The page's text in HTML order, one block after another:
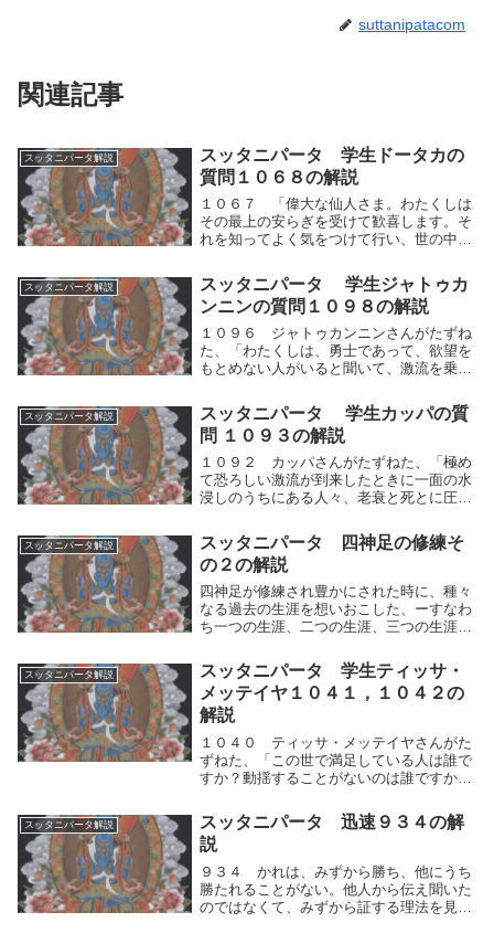
suttanipatacom
関連記事
スッタニパータ解説
スッタニパータ 学生ドータカの
質問１０６８の解説
１０６７ 「偉大な仙人さま。わたくしは
その最上の安らぎを受けて歓喜します。そ
れを知ってよく気をつけて行い、世の中の
は答えた、「ドータカよ。上と下と横と中
央とにおいてそなたが気づいてよく知って
いるものは何...
スッタニパータ解説
スッタニパータ 学生ジャトゥカ
ンニンの質問１０９８の解説
１０９６ ジャトゥカンニンさんがたずね
た、「わたくしは、勇士であって、欲望を
もとめない人がいると聞いて、激流を乗り
と〉をおたずねしようとして、ここに来ま
した。安らぎの境地を説いてください。生
まれつき眼（...
スッタニパータ解説
スッタニパータ 学生カッパの質
問 １０９３の解説
１０９２ カッパさんがたずねた、「極め
て恐ろしい激流が到来したときに一面の水
浸しのうちにある人々、老衰と死とに圧倒
所、よりどころ）を説いてください。あな
たは、この（苦しみ）がまたと起らないよ
うな洲（避難...
スッタニパータ解説
スッタニパータ 四神足の修練そ
の２の解説
四神足が修練され豊かにされた時に、種々
なる過去の生涯を想いおこした、ーすなわ
ち一つの生涯、二つの生涯、三つの生涯、
の生涯、三十の生涯、四十の生涯、五十の
生涯、百の生涯、千の生涯、百千の生涯
を、またいくた...
スッタニパータ解説
スッタニパータ 学生ティッサ・
メッテイヤ１０４１，１０４２の
解説
１０４０ ティッサ・メッテイヤさんがた
ずねた、「この世で満足している人は誰で
すか？動揺することがないのは誰ですか？
極端にも）中間にも汚されない、聡明な人
は誰ですか？あなたは誰を〈偉大な人〉と
呼ばれますか...
スッタニパータ解説
スッタニパータ 迅速９３４の解
説
９３４ かれは、みずから勝ち、他にうち
勝たれることがない。他人から伝え聞いた
のではなくて、みずから証する理法を見